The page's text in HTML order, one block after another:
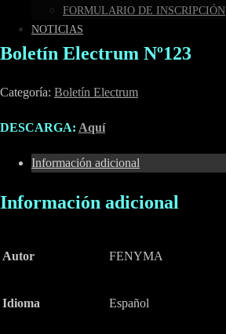
FORMULARIO DE INSCRIPCIÓN
NOTICIAS
Boletín Electrum Nº123
Categoría: Boletín Electrum
DESCARGA: Aquí
Información adicional
Información adicional
Autor FENYMA
Idioma Español